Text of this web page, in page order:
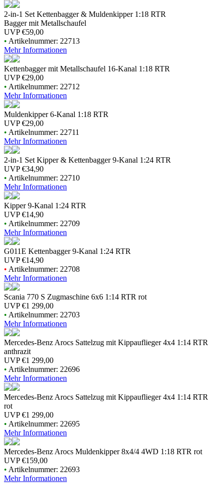
2-in-1 Set Kettenbagger & Muldenkipper 1:18 RTR
Bagger mit Metallschaufel
UVP€59,00
• Artikelnummer: 22713
Mehr Informationen
Kettenbagger mit Metallschaufel 16-Kanal 1:18 RTR
UVP€29,00
• Artikelnummer: 22712
Mehr Informationen
Muldenkipper 6-Kanal 1:18 RTR
UVP€29,00
• Artikelnummer: 22711
Mehr Informationen
2-in-1 Set Kipper & Kettenbagger 9-Kanal 1:24 RTR
UVP€34,90
• Artikelnummer: 22710
Mehr Informationen
Kipper 9-Kanal 1:24 RTR
UVP€14,90
• Artikelnummer: 22709
Mehr Informationen
G011E Kettenbagger 9-Kanal 1:24 RTR
UVP€14,90
• Artikelnummer: 22708
Mehr Informationen
Scania 770 S Zugmaschine 6x6 1:14 RTR rot
UVP€1 299,00
• Artikelnummer: 22703
Mehr Informationen
Mercedes-Benz Arocs Sattelzug mit Kippauflieger 4x4 1:14 RTR
anthrazit
UVP€1 299,00
• Artikelnummer: 22696
Mehr Informationen
Mercedes-Benz Arocs Sattelzug mit Kippauflieger 4x4 1:14 RTR
rot
UVP€1 299,00
• Artikelnummer: 22695
Mehr Informationen
Mercedes-Benz Arocs Muldenkipper 8x4/4 4WD 1:18 RTR rot
UVP€159,00
• Artikelnummer: 22693
Mehr Informationen